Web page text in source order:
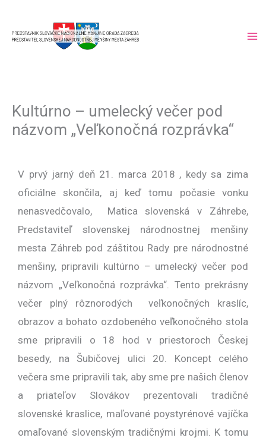
content
Kultúrno – umelecký večer pod
názvom „Veľkonočná rozprávka“
V prvý jarný deň 21. marca 2018 , kedy sa zima
oficiálne skončila, aj keď tomu počasie vonku
nenasvedčovalo, Matica slovenská v Záhrebe,
Predstaviteľ slovenskej národnostnej menšiny
mesta Záhreb pod záštitou Rady pre národnostné
menšiny, pripravili kultúrno – umelecký večer pod
názvom „Veľkonočná rozprávka“. Tento prekrásny
večer plný rôznorodých veľkonočných kraslíc,
obrazov a bohato ozdobeného veľkonočného stola
sme pripravili o 18 hod v priestoroch Českej
besedy, na Šubičovej ulici 20. Koncept celého
večera sme pripravili tak, aby sme pre našich členov
a priateľov Slovákov prezentovali tradičné
slovenské kraslice, maľované poystyrénové vajíčka
omaľované slovenským tradičnými krojmi. K tomu